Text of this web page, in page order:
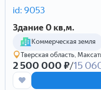
id: 9053
Здание 0 кв,м.
Коммерческая земля
Тверская область,
2 500 000 ₽/15